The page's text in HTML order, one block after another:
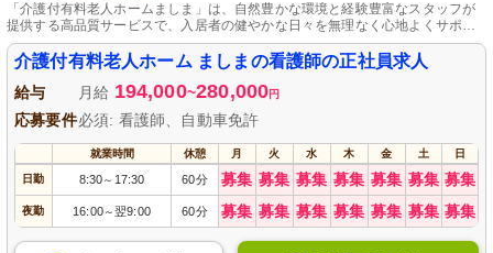
「介護付有料老人ホームましま」は、自然豊かな環境と経験豊富なスタッフが
提供する高品質サービスで、入居者の健やかな日々を無理なく心地よくサポー
トします。
介護付有料老人ホーム ましまの看護師の正社員求人
給与 月給 194,000~280,000円
応募要件必須: 看護師、自動車免許
就業時間 休憩 月 火 水 木 金 土 日
日勤 8:30～ 17:30 60分 募集 募集 募集 募集 募集 募集 募集
夜勤 16:00～翌9:00 60分 募集 募集 募集 募集 募集 募集 募集